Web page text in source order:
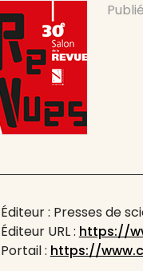
Éditeur : Presses de
Éditeur URL : https://
Portail : https://